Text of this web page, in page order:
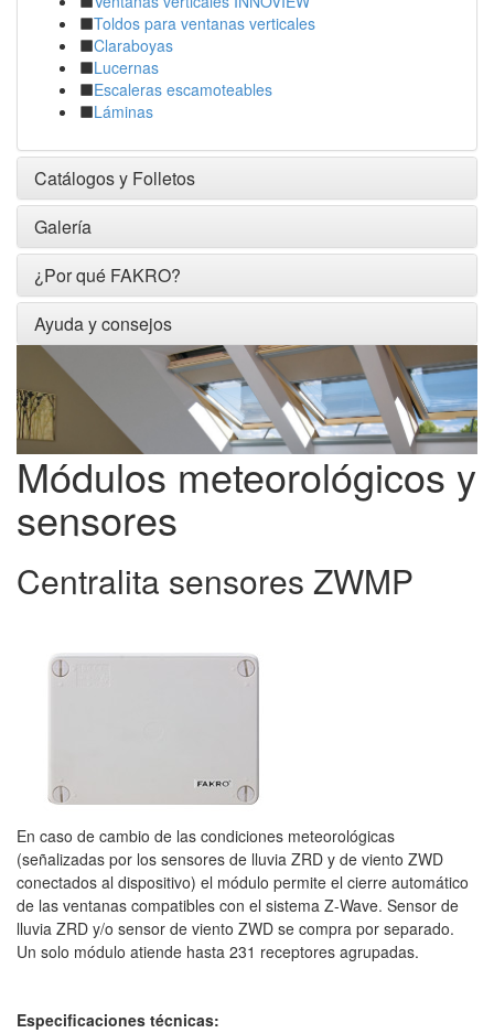
Toldos para ventanas verticales
Claraboyas
Lucernas
Escaleras escamoteables
Láminas
Catálogos y Folletos
Galería
¿Por qué FAKRO?
Ayuda y consejos
Módulos meteorológicos y
sensores
Centralita sensores ZWMP
En caso de cambio de las condiciones meteorológicas
(señalizadas por los sensores de lluvia ZRD y de viento ZWD
conectados al dispositivo) el módulo permite el cierre automático
de las ventanas compatibles con el sistema Z-Wave. Sensor de
lluvia ZRD y/o sensor de viento ZWD se compra por separado.
Un solo módulo atiende hasta 231 receptores agrupadas.
Especificaciones técnicas: